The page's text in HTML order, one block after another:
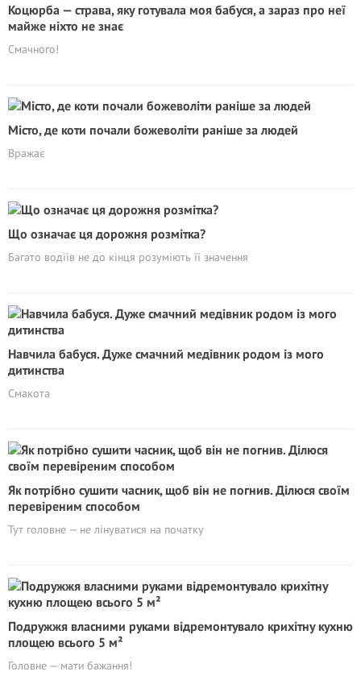
Коцюрба — страва, яку готувала моя бабуся, а зараз про неї
майже ніхто не знає
Смачного!
Місто, де коти почали божеволіти раніше за людей
Вражає
Що означає ця дорожня розмітка?
Багато водіїв не до кінця розуміють її значення
Навчила бабуся. Дуже смачний медівник родом із мого
дитинства
Смакота
Як потрібно сушити часник, щоб він не погнив. Ділюся своїм
перевіреним способом
Тут головне — не лінуватися на початку
Подружжя власними руками відремонтувало крихітну кухню
площею всього 5 м²
Головне — мати бажання!